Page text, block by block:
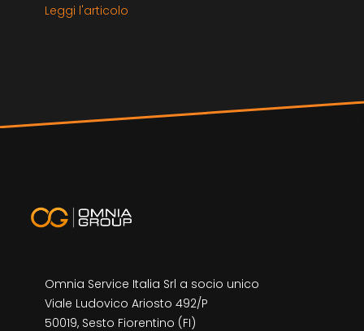
Leggi l'articolo
Omnia Service Italia Srl a socio unico
Viale Ludovico Ariosto 492/P
50019, Sesto Fiorentino (FI)